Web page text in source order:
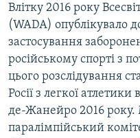
Влітку 2016 року
(WADA) опублікувало
застосування
російському спорті з
цього розслідування
Росії з легкої атлетики
де-Жанейро 2016
паралімпійський